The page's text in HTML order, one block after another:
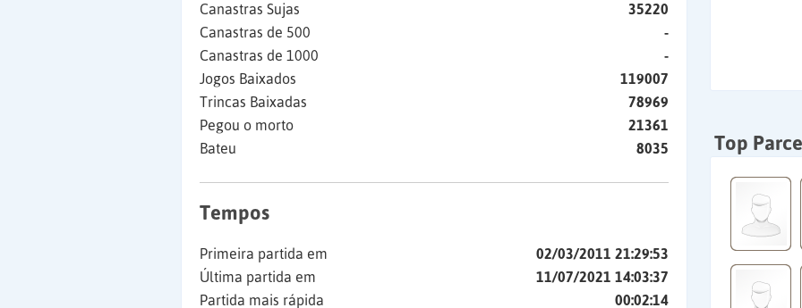
Canastras Sujas
35220
Canastras de 500
-
Canastras de 1000
-
Jogos Baixados
119007
Trincas Baixadas
78969
Pegou o morto
21361
Bateu
8035
Tempos
Primeira partida em
02/03/2011 21:29:53
Última partida em
11/07/2021 14:03:37
Partida mais rápida
00:02:14
Top